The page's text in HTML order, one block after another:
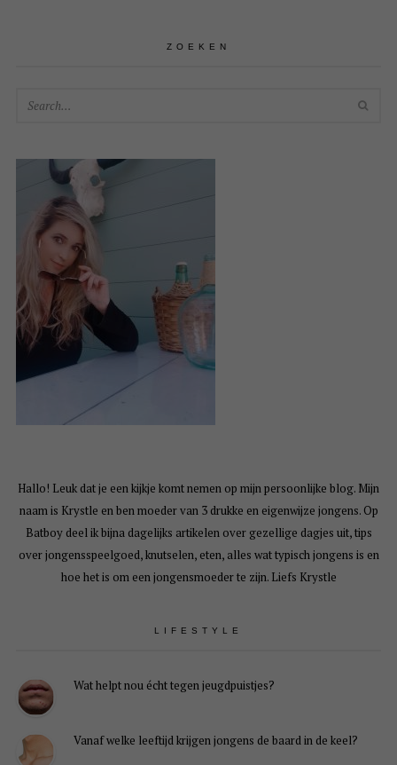
ZOEKEN
Hallo! Leuk dat je een kijkje komt nemen op mijn persoonlijke blog. Mijn
naam is Krystle en ben moeder van 3 drukke en eigenwijze jongens. Op
Batboy deel ik bijna dagelijks artikelen over gezellige dagjes uit, tips
over jongensspeelgoed, knutselen, eten, alles wat typisch jongens is en
hoe het is om een jongensmoeder te zijn. Liefs Krystle
LIFESTYLE
Wat helpt nou écht tegen jeugdpuistjes?
Vanaf welke leeftijd krijgen jongens de baard in de keel?